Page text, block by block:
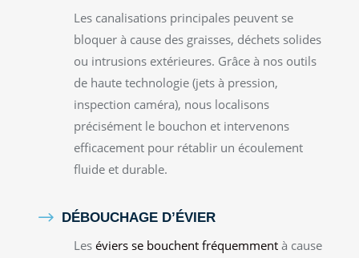
Les canalisations principales peuvent se
bloquer à cause des graisses, déchets solides
ou intrusions extérieures. Grâce à nos outils
de haute technologie (jets à pression,
inspection caméra), nous localisons
précisément le bouchon et intervenons
efficacement pour rétablir un écoulement
fluide et durable.
$ DÉBOUCHAGE D’ÉVIER
Les éviers se bouchent fréquemmentà cause